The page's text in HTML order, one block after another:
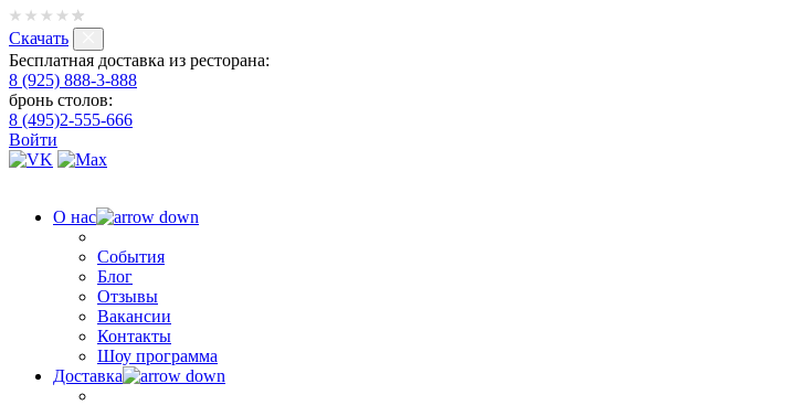
Скачать
Бесплатная доставка из ресторана:
8 (925) 888-3-888
бронь столов:
8 (495)2-555-666
Войти
О нас
События
Блог
Отзывы
Вакансии
Контакты
Шоу программа
Доставка